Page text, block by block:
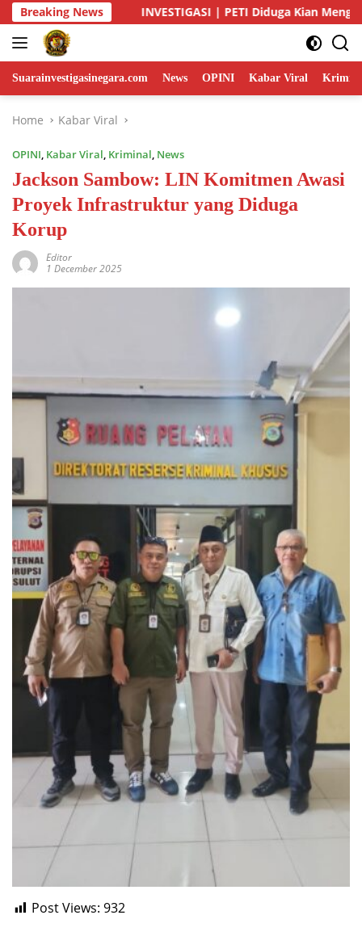
Skip
to
content
Breaking News
Kian Menggurita di Gunung Tagin, Siapa yang Bermain?
Suarainvestigasinegara.com News OPINI Kabar Viral
Home Kabar Viral
OPINI, Kabar Viral, Kriminal, News
Jackson Sambow: LIN Komitmen Awasi
Proyek Infrastruktur yang Diduga
Korup
Editor
1 December 2025
Post Views: 932